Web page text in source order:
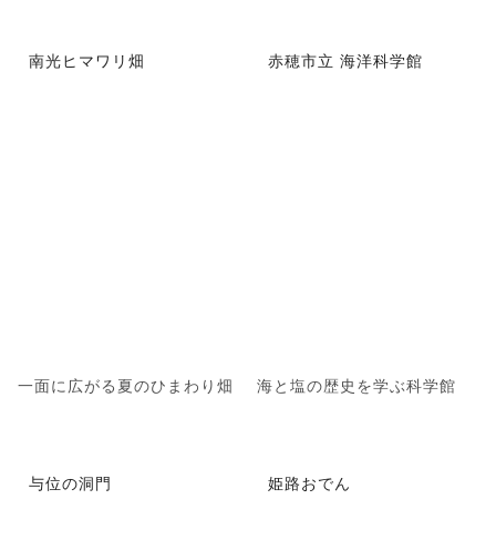
南光ヒマワリ畑
一面に広がる夏のひまわり畑
赤穂市立 海洋科学館
海と塩の歴史を学ぶ科学館
与位の洞門 姫路おでん